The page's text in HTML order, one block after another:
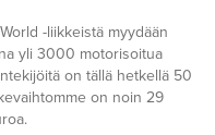
-liikkeistä myydään
yli 3000 motorisoitua
on tällä hetkellä 50
on noin 29